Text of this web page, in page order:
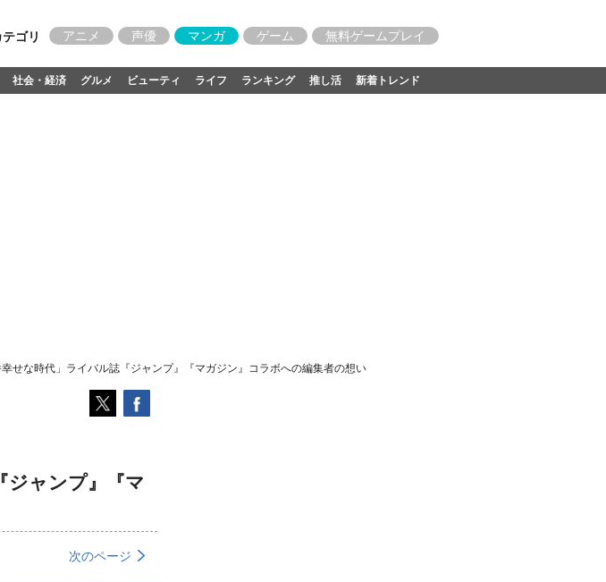
ゴリ アニメ 声優 マンガ ゲーム 無料ゲームプレイ
社会・経済 グルメ ビューティ ライフ ランキング 推し活 新着トレンド
幸せな時代」ライバル誌『ジャンプ』『マガジン』コラボへの編集者の想い
ジャンプ』『マ
次のページ